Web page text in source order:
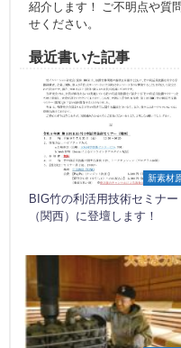
紹介します！ ご不明点や質
せください。
最近書いた記事
新素材
BIG竹の利活用技術セミナー
（関西）に登壇します！